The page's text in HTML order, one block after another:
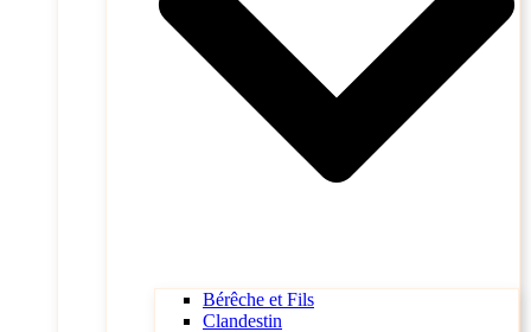
Bérêche et Fils
Clandestin